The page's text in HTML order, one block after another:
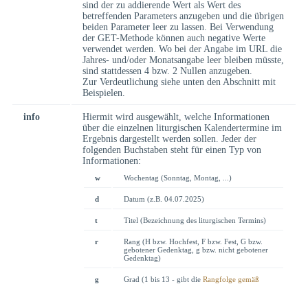
sind der zu addierende Wert als Wert des
betreffenden Parameters anzugeben und die übrigen
beiden Parameter leer zu lassen. Bei Verwendung
der GET-Methode können auch negative Werte
verwendet werden. Wo bei der Angabe im URL die
Jahres- und/oder Monatsangabe leer bleiben müsste,
sind stattdessen 4 bzw. 2 Nullen anzugeben.
Zur Verdeutlichung siehe unten den Abschnitt mit
Beispielen.
info
Hiermit wird ausgewählt, welche Informationen
über die einzelnen liturgischen Kalendertermine im
Ergebnis dargestellt werden sollen. Jeder der
folgenden Buchstaben steht für einen Typ von
Informationen:
w Wochentag (Sonntag, Montag, ...)
d Datum (z.B. 04.07.2025)
t Titel (Bezeichnung des liturgischen Termins)
r
Rang (H bzw. Hochfest, F bzw. Fest, G bzw.
gebotener Gedenktag, g bzw. nicht gebotener
Gedenktag)
g Grad (1 bis 13 - gibt die Rangfolge gemäß